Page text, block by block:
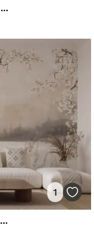
Tekstureret landskab med kirsebærblomstgren, lyserøde blade, blød, tåget baggrund
1
Delikate blomstrende grene ved søen med fugle i let tåge